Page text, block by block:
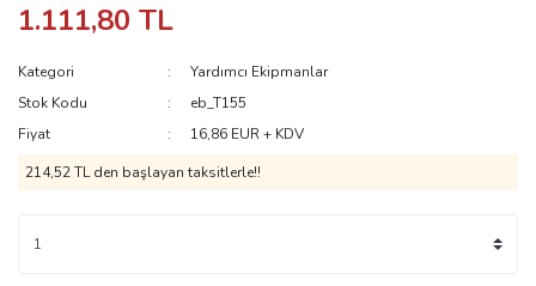
1.111,80 TL
Kategori
Yardımcı Ekipmanlar
Stok Kodu
eb_T155
Fiyat
16,86 EUR + KDV
214,52 TL den başlayan taksitlerle!!